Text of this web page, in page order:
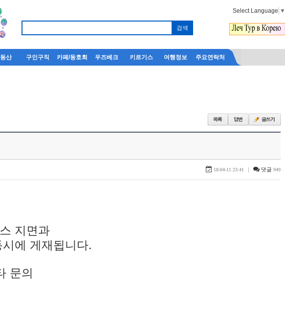
Select Language ▼
산 구인구직 카페/동호회 우즈베크 키르기스 여행정보 주요연락처
18-04-11 23:41 | 댓글 949
지면과
에 게재됩니다.
문의